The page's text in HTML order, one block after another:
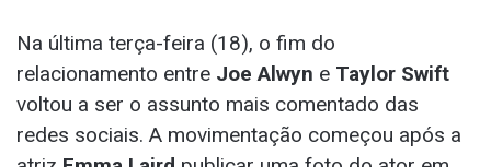
Na última terça-feira (18), o fim do
relacionamento entre Joe Alwyn e Taylor Swift
voltou a ser o assunto mais comentado das
redes sociais. A movimentação começou após a